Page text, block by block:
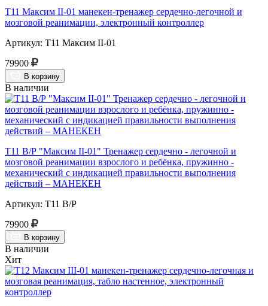
Т11 Максим II-01 манекен-тренажер сердечно-легочной и
мозговой реанимации, электронный контроллер
Артикул: Т11 Максим II-01
79900
В корзину
В наличии
Т11 В/Р "Максим II-01" Тренажер сердечно - легочной и
мозговой реанимации взрослого и ребёнка, пружинно -
механический с индикацией правильности выполнения
действий – МАНЕКЕН
Артикул: Т11 В/Р
79900
В корзину
В наличии
Хит